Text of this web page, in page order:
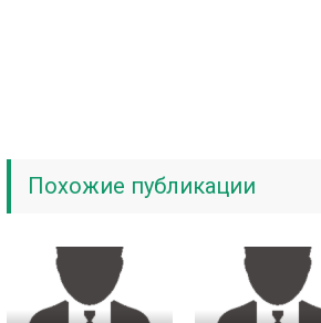
Похожие публикации